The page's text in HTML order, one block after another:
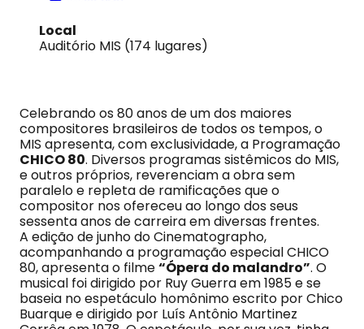
Local
Auditório MIS (174 lugares)
Celebrando os 80 anos de um dos maiores
compositores brasileiros de todos os tempos, o
MIS apresenta, com exclusividade, a Programação
CHICO 80. Diversos programas sistêmicos do MIS,
e outros próprios, reverenciam a obra sem
paralelo e repleta de ramificações que o
compositor nos ofereceu ao longo dos seus
sessenta anos de carreira em diversas frentes.
A edição de junho do Cinematographo,
acompanhando a programação especial CHICO
80, apresenta o filme“Ópera do malandro”. O
musical foi dirigido por Ruy Guerra em 1985 e se
baseia no espetáculo homônimo escrito por Chico
Buarque e dirigido por Luís Antônio Martinez